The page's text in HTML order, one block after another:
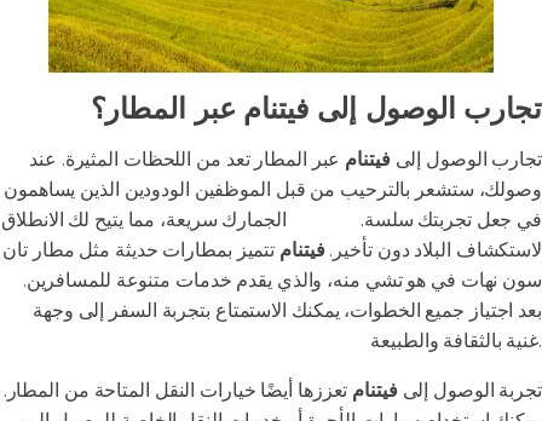
تجارب الوصول إلى فيتنام عبر المطار؟
تجارب الوصول إلى فيتنام عبر المطار تعد من اللحظات المثيرة. عند
وصولك، ستشعر بالترحيب من قبل الموظفين الودودين الذين يساهمون
في جعل تجربتك سلسة.
الجمارك سريعة، مما يتيح لك الانطلاق
لاستكشاف البلاد دون تأخير. فيتنام تتميز بمطارات حديثة مثل مطار تان
سون نهات في هو تشي منه، والذي يقدم خدمات متنوعة للمسافرين.
بعد اجتياز جميع الخطوات، يمكنك الاستمتاع بتجربة السفر إلى وجهة
غنية بالثقافة والطبيعة.
تجربة الوصول إلى فيتنام تعززها أيضًا خيارات النقل المتاحة من المطار.